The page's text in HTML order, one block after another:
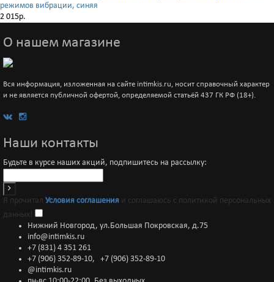
режимов вибрации, синяя
2 015р.
О нашем магазине
Вся информация, изложенная на сайте intimkis.ru, носит справочный характер
и не является публичной офертой, определяемой статьёй 437 ГК РФ (18+).
Наши контакты
Будьте в курсе наших акций, подпишитесь на рассылку:
Я прочитал Условия соглашения и соглашаюсь с политикой персональных
данных!
Нижний Новгород, ул.Большая Покровская, д.75
info@intimkis.ru
+7 (831) 4 351 261
+7 (906) 352-89-10, +7 (906) 352-89-10
@intimkis.ru